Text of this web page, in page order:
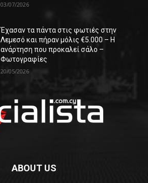
03/07/2026
Έχασαν τα πάντα στις φωτιές στην
Λεμεσό και πήραν μόλις €5.000 – Η
ανάρτηση που προκαλεί σάλο –
Φωτογραφίες
20/05/2026
ABOUT US